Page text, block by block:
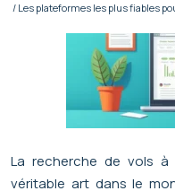
/ Les plateformes les plus fiables
La recherche de vols à
véritable art dans le